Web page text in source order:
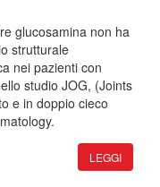
glucosamina non ha
strutturale
nei pazienti con
studio JOG, (Joints
e in doppio cieco
LEGGI